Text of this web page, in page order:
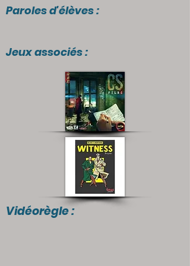
Paroles d'élèves :
Jeux associés :
Vidéorègle :